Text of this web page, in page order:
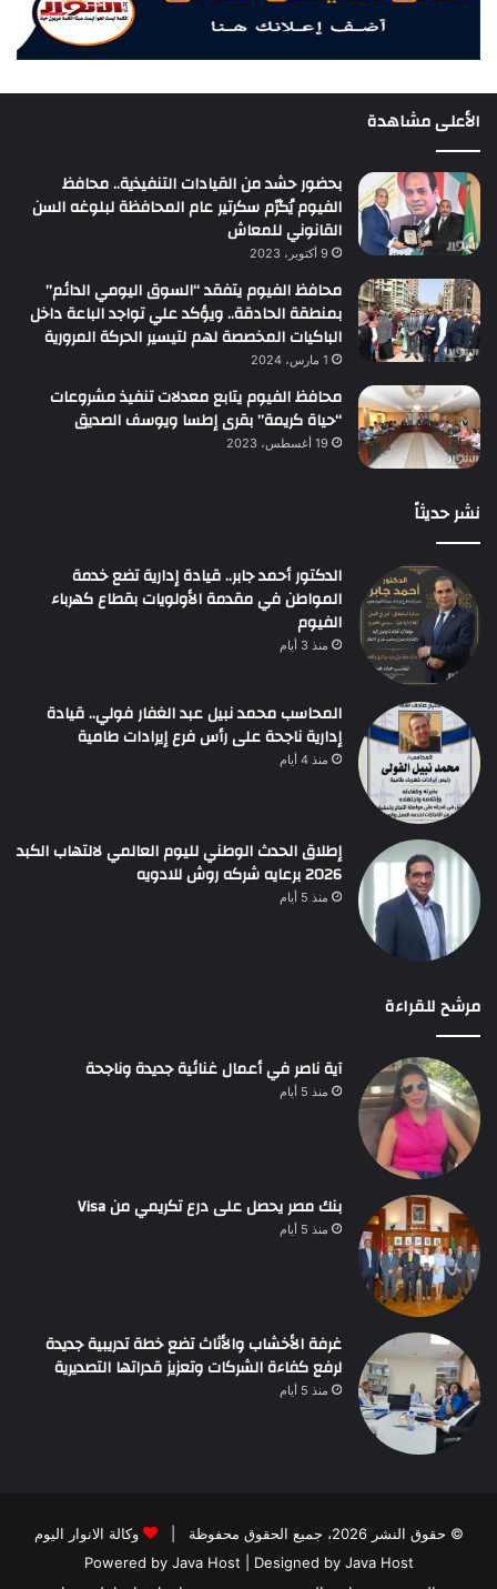
الأعلى مشاهدة
بحضور حشد من القيادات التنفيذية.. محافظ
الفيوم يُكرّم سكرتير عام المحافظة لبلوغه السن
القانوني للمعاش
9 أكتوبر، 2023
محافظ الفيوم يتفقد “السوق اليومي الدائم”
بمنطقة الحادقة.. ويؤكد علي تواجد الباعة داخل
الباكيات المخصصة لهم لتيسير الحركة المرورية
1 مارس، 2024
محافظ الفيوم يتابع معدلات تنفيذ مشروعات
“حياة كريمة” بقرى إطسا ويوسف الصديق
19 أغسطس، 2023
نشر حديثاً
الدكتور أحمد جابر.. قيادة إدارية تضع خدمة
المواطن في مقدمة الأولويات بقطاع كهرباء
الفيوم
منذ 3 أيام
المحاسب محمد نبيل عبد الغفار فولي.. قيادة
إدارية ناجحة على رأس فرع إيرادات طامية
منذ 4 أيام
إطلاق الحدث الوطني لليوم العالمي لالتهاب الكبد
2026 برعايه شركه روش للادويه
منذ 5 أيام
مرشح للقراءة
آية ناصر في أعمال غنائية جديدة وناجحة
منذ 5 أيام
بنك مصر يحصل على درع تكريمي من Visa
منذ 5 أيام
غرفة الأخشاب والأثاث تضع خطة تدريبية جديدة
لرفع كفاءة الشركات وتعزيز قدراتها التصديرية
منذ 5 أيام
© حقوق النشر 2026، جميع الحقوق محفوظة |
وكالة الانوار اليوم
Powered by Java Host | Designed by Java Host